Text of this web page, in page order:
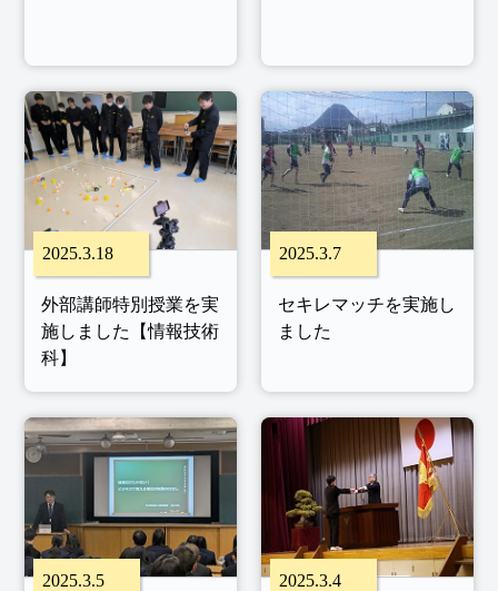
2025.3.18
外部講師特別授業を実
施しました【情報技術
科】
2025.3.7
セキレマッチを実施し
ました
2025.3.5 2025.3.4